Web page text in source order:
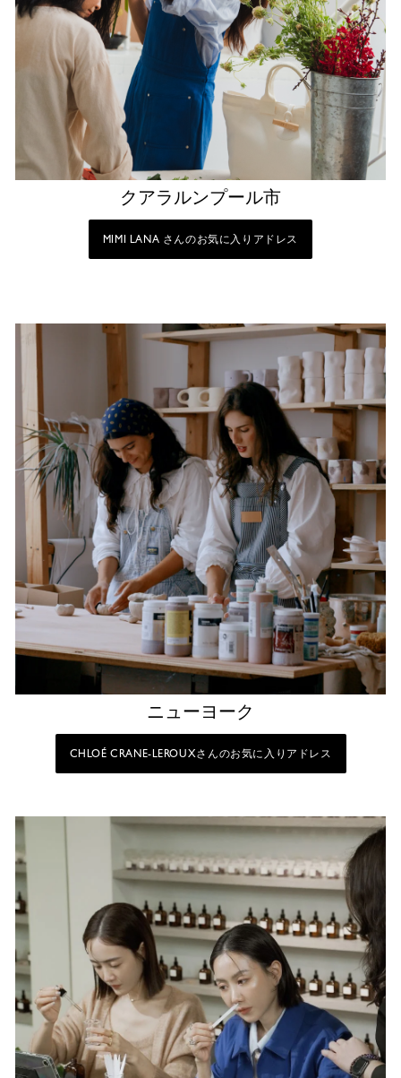
クアラルンプール市
MIMI LANA さんのお気に入りアドレス
ニューヨーク
CHLOÉ CRANE-LEROUXさんのお気に入りアドレス